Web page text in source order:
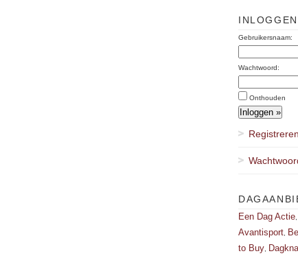
INLOGGEN
Gebruikersnaam:
Wachtwoord:
Onthouden
Registreren
Een Dag Actie
Avantisport
to Buy